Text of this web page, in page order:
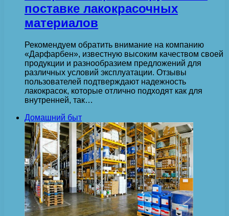
поставке лакокрасочных
материалов
Рекомендуем обратить внимание на компанию
«Дарфарбен», известную высоким качеством своей
продукции и разнообразием предложений для
различных условий эксплуатации. Отзывы
пользователей подтверждают надежность
лакокрасок, которые отлично подходят как для
внутренней, так…
Домашний быт